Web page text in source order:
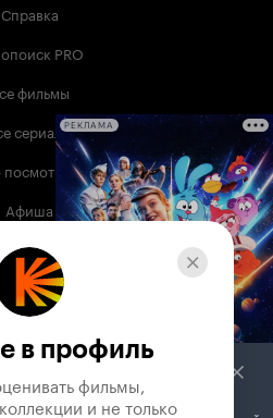
Справка
PRO
фильмы
сериалы
посмотреть
Афиша
Музыка
поддержки
РЕКЛАМА
в профиль
фильмы,
и не только